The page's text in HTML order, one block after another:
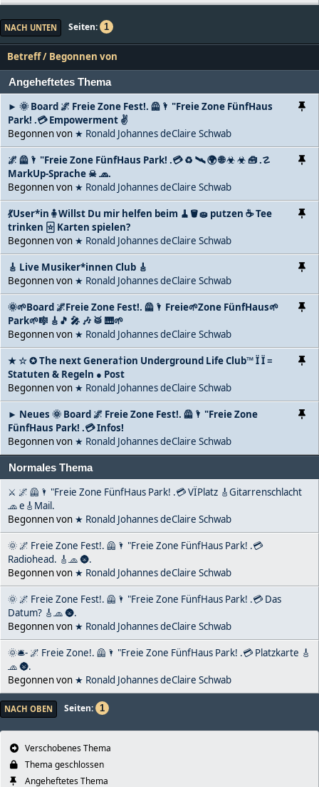
NACH UNTEN Seiten 1
Betreff/ Begonnen von
Angeheftetes Thema
► 🌞 Board 🌌 Freie Zone Fest!. 🦺🌂 "Freie Zone FünfHaus
Park! .💳 Empowerment ✌
Begonnen von ★ Ronald Johannes deClaire Schwab
🌌 🦺🌂 "Freie Zone FünfHaus Park! .💳 ♻ 🛰 🌍 🌐 ☣ ☣ 🧰 .☡
MarkUp-Sprache ☠ 🧢.
Begonnen von ★ Ronald Johannes deClaire Schwab
💃User*in🧍Willst Du mir helfen beim 🧹🪣🧽 putzen ☕ Tee
trinken 🃟 Karten spielen?
Begonnen von ★ Ronald Johannes deClaire Schwab
🎸 Live Musiker*innen Club 🎸
Begonnen von ★ Ronald Johannes deClaire Schwab
🌞🌱Board 🌌Freie Zone Fest!. 🦺🌂 Freie🌱Zone FünfHaus🌱
Park🌱🎼 🎸🎵 🎤 🎶 🥁 🎹🌱
Begonnen von ★ Ronald Johannes deClaire Schwab
★ ☆ ✪ The next Genera†ion Underground Life Club™ Ï Ï ≡
Statuten & Regeln ● Post
Begonnen von ★ Ronald Johannes deClaire Schwab
► Neues 🌞 Board 🌌 Freie Zone Fest!. 🦺🌂 "Freie Zone
FünfHaus Park! .💳 Infos!
Begonnen von ★ Ronald Johannes deClaire Schwab
Normales Thema
⚔ 🌌 🦺🌂 "Freie Zone FünfHaus Park! .💳 VÏPlatz 🎸Gitarrenschlacht
🧢 e🎸Mail.
Begonnen von ★ Ronald Johannes deClaire Schwab
🌞 🌌 Freie Zone Fest!. 🦺🌂 "Freie Zone FünfHaus Park! .💳
Radiohead. 🎸🧢 🌚.
Begonnen von ★ Ronald Johannes deClaire Schwab
🌞 🌌 Freie Zone Fest!. 🦺🌂 "Freie Zone FünfHaus Park! .💳 Das
Datum? 🎸🧢 🌚.
Begonnen von ★ Ronald Johannes deClaire Schwab
🌞🛎- 🌌 Freie Zone!. 🦺🌂 "Freie Zone FünfHaus Park! .💳 Platzkarte 🎸
🧢 🌚.
Begonnen von ★ Ronald Johannes deClaire Schwab
NACH OBEN Seiten 1
Verschobenes Thema
Thema geschlossen
Angeheftetes Thema